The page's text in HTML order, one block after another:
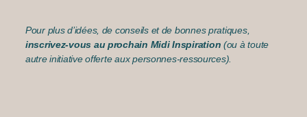
Pour plus d’idées, de conseils et de bonnes pratiques,
inscrivez-vous au prochain Midi Inspiration (ou à toute
autre initiative offerte aux personnes-ressources).